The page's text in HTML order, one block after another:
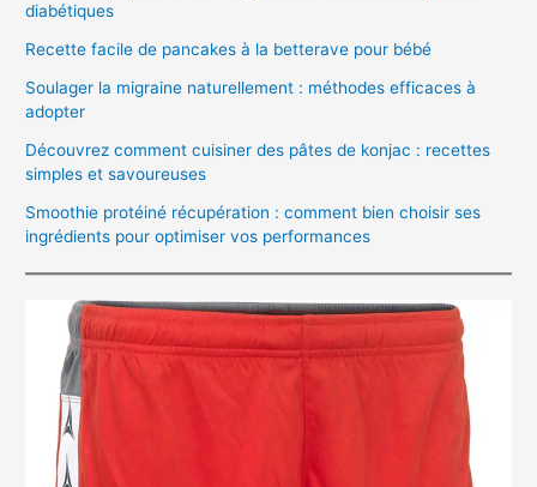
diabétiques
Recette facile de pancakes à la betterave pour bébé
Soulager la migraine naturellement : méthodes efficaces à
adopter
Découvrez comment cuisiner des pâtes de konjac : recettes
simples et savoureuses
Smoothie protéiné récupération : comment bien choisir ses
ingrédients pour optimiser vos performances